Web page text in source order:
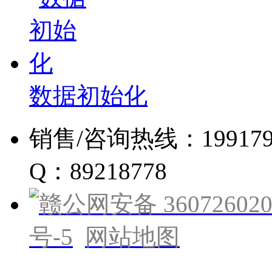
数据初始化
销售/咨询热线：
Q：89218778
赣公网安备
号-5
网站地图